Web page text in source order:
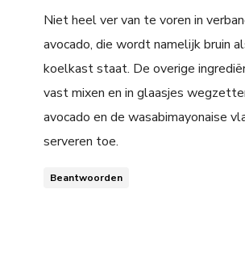
Niet heel ver van te voren in
avocado, die wordt namelijk bruin
koelkast staat. De overige
vast mixen en in glaasjes
avocado en de wasabimayonaise
serveren toe.
Beantwoorden